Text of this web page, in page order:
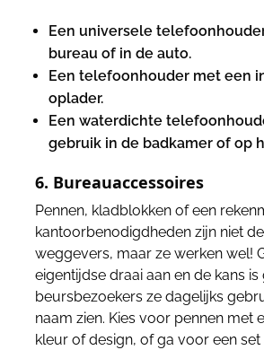
Een universele
bureau of in de auto.
Een telefoonhouder met een
oplader.
Een waterdichte
gebruik in de badkamer of op
6. Bureauaccessoires
Pennen, kladblokken of een
kantoorbenodigdheden zijn niet
weggevers, maar ze werken wel!
eigentijdse draai aan en de kans
beursbezoekers ze dagelijks
naam zien. Kies voor pennen met
kleur of design, of ga voor een